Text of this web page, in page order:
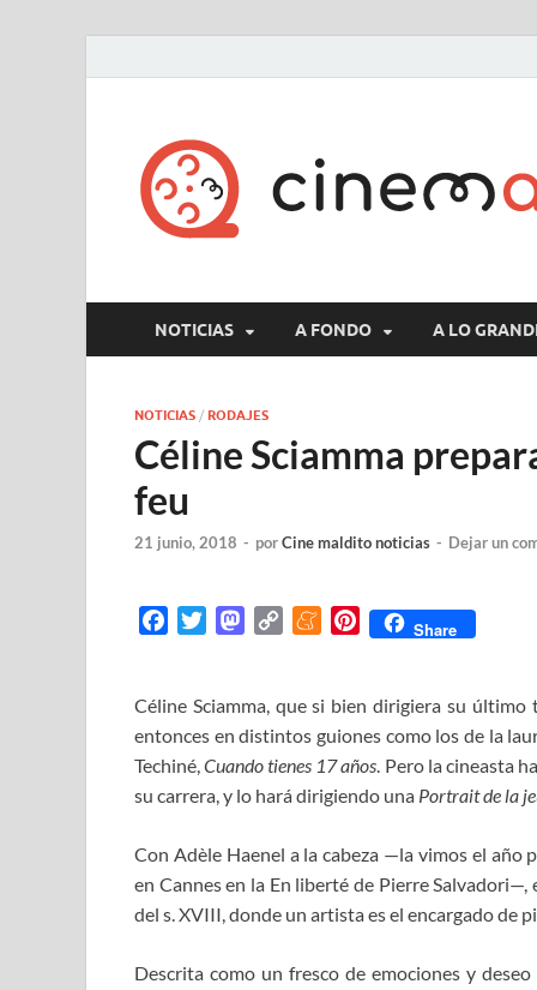
NOTICIAS A FONDO A LO
NOTICIAS / RODAJES
Céline Sciamma
feu
21 junio, 2018 - porCine maldito noticias - Dejar un
e
b
o
o
t
t
e
r
M
t
o
d
o
y
L
i
n
M
e
a
m
e
P
t
e
r
e
t
Share
Céline Sciamma, que si bien dirigiera su
entonces en distintos guiones como los de la
Techiné,Cuando tienes 17 años. Pero la cineasta
su carrera, y lo hará dirigiendo una Portrait de la
Con Adèle Haenel a la cabeza —la vimos el
en Cannes en la En liberté de Pierre
del s. XVIII, donde un artista es el encargado de
Descrita como un fresco de emociones y